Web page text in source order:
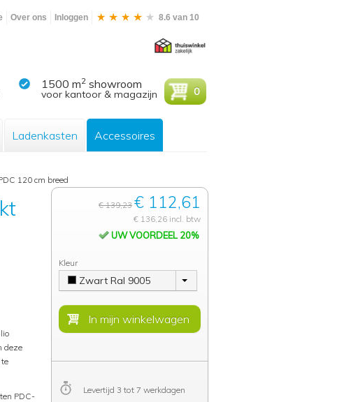
Over ons Inloggen 8.6 van 10
1500 m2 showroom
voor kantoor & magazijn 0
Ladenkasten Accessoires
120 cm breed
deze
PDC-
€ 139,23 € 112,61
€ 136,26 incl. btw
UW VOORDEEL 20%
Kleur
Zwart Ral 9005
Levertijd 3 tot 7 werkdagen